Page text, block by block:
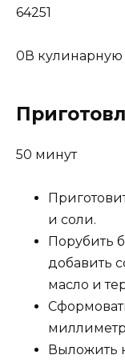
64251
0 В
50 минут
и соли.
Порубить
добавить
масло и
Выложить